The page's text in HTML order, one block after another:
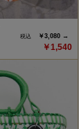
￥3,080 →
￥1,540